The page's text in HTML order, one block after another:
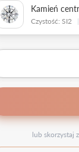
Kamień
Czystość: SI2 |
lub skorzystaj